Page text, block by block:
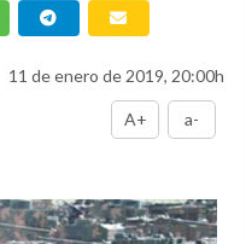
11 de enero de 2019, 20:00h
A+ a-